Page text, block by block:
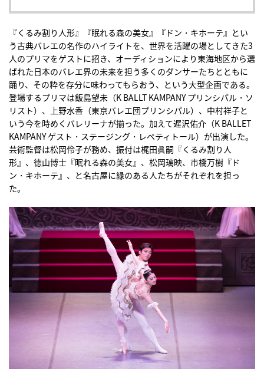
『くるみ割り人形』『眠れる森の美女』『ドン・キホーテ』とい
う古典バレエの名作のハイライトを、世界を活躍の場としてきた3
人のプリマをゲストに招き、オーディションにより東海地区から選
ばれた日本のバレエ界の未来を担う多くのダンサーたちとともに
踊り、その粋を存分に味わってもらおう、という大型企画である。
登場するプリマは飯島望未（K BALLT KAMPANY プリンシパル・ソ
リスト）、上野水香（東京バレエ団プリンシパル）、中村祥子と
いう今を時めくバレリーナが揃った。加えて遅沢佑介（K BALLET
KAMPANY ゲスト・ステージング・レペティトール）が出演した。
芸術監督は松岡伶子が務め、振付は梶田眞嗣『くるみ割り人
形』、徳山博士『眠れる森の美女』、松岡璃映、市橋万樹『ド
ン・キホーテ』、と名古屋に縁のある人たちがそれぞれを担っ
た。